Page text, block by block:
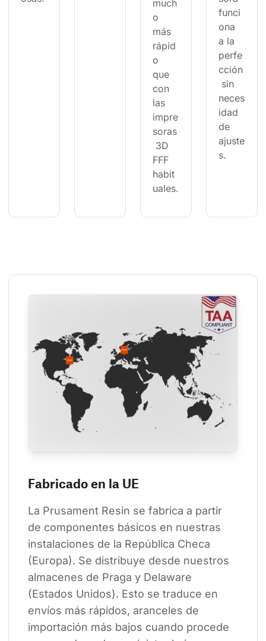
much
o
más
rápid
o
que
con
las
impre
soras
3D
FFF
habit
uales.
funci
ona
a la
perfe
cción
sin
neces
idad
de
ajuste
s.
Fabricado en la UE
La Prusament Resin se fabrica a partir
de componentes básicos en nuestras
instalaciones de la República Checa
(Europa). Se distribuye desde nuestros
almacenes de Praga y Delaware
(Estados Unidos). Esto se traduce en
envíos más rápidos, aranceles de
importación más bajos cuando procede